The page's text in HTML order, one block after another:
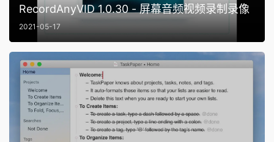
RecordAnyVID 1.0.30 - 屏幕音频视频录制录像
2021-05-17